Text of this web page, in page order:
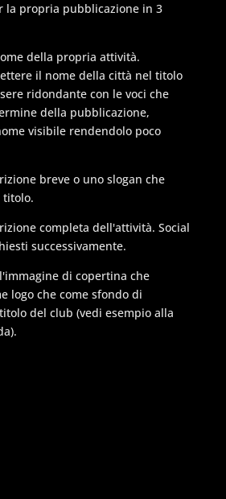
la propria pubblicazione in 3
della propria attività.
il nome della città nel titolo
ridondante con le voci che
della pubblicazione,
visibile rendendolo poco
breve o uno slogan che
titolo.
completa dell'attività. Social
successivamente.
di copertina che
logo che come sfondo di
del club (vedi esempio alla